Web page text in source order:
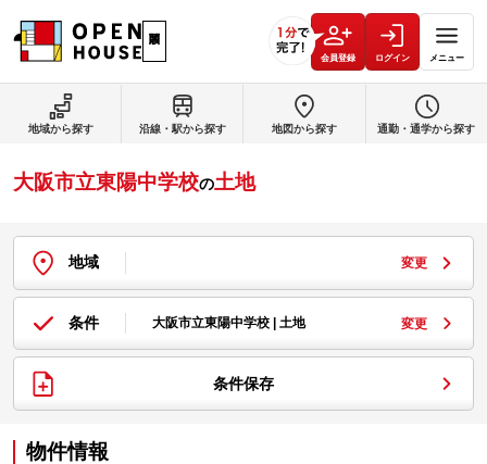
会員登録 ログイン メニュー
大阪市立東陽中学校の土地
地域 変更
条件 大阪市立東陽中学校 | 土地 変更
条件保存
物件情報
地域から探す 沿線・駅から探す 地図から探す 通勤・通学から探す